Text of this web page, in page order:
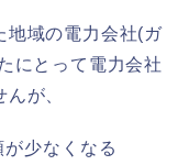
地域の電力会社(ガ
にとって電力会社
が、
少なくなる